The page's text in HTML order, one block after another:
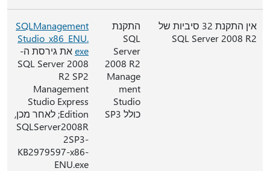
אין התקנת 32 סיביות של
SQL Server 2008 R2
התקנת
SQL
Server
2008 R2
Manage
ment
Studio
כולל SP3
SQLManagement
Studio_x86_ENU.
exeאת גירסת ה-
SQL Server 2008
R2 SP2
Management
Studio Express
Edition; לאחר מכן,
SQLServer2008R
2SP3-
KB2979597-x86-
ENU.exe